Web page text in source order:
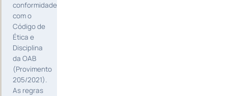
conformidade
com o
Código de
Ética e
Disciplina
da OAB
(Provimento
205/2021).
As regras